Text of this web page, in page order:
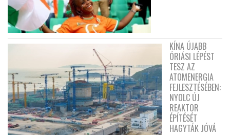
KÍNA ÚJABB
ÓRIÁSI LÉPÉST
TESZ AZ
ATOMENERGIA
FEJLESZTÉSÉBEN:
NYOLC ÚJ
REAKTOR
ÉPÍTÉSÉT
HAGYTÁK JÓVÁ